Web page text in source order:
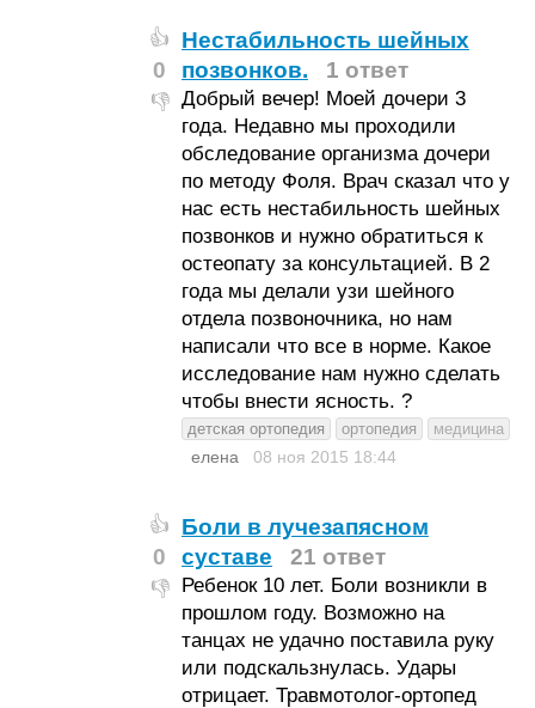
👍
0
👎
Нестабильность шейных
позвонков.
1 ответ
Добрый вечер! Моей дочери 3
года. Недавно мы проходили
обследование организма дочери
по методу Фоля. Врач сказал что у
нас есть нестабильность шейных
позвонков и нужно обратиться к
остеопату за консультацией. В 2
года мы делали узи шейного
отдела позвоночника, но нам
написали что все в норме. Какое
исследование нам нужно сделать
чтобы внести ясность. ?
детская ортопедия ортопедия медицина
елена 08 ноя 2015 18:44
👍
0
👎
Боли в лучезапясном
суставе
21 ответ
Ребенок 10 лет. Боли возникли в
прошлом году. Возможно на
танцах не удачно поставила руку
или подскальзнулась. Удары
отрицает. Травмотолог-ортопед